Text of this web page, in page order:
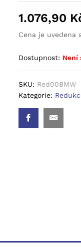
1.076,90
Cena je uvedena
Dostupnost: Není
SKU: Red00BMW
Kategorie: